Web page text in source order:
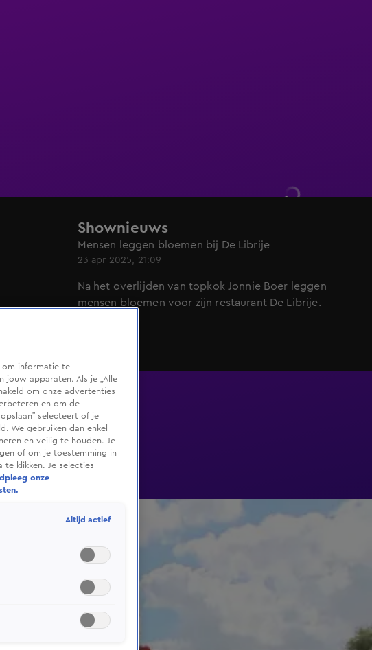
Shownieuws
Mensen leggen bloemen bij De Librije
23 apr 2025, 21:09
Na het overlijden van topkok Jonnie Boer leggen
mensen bloemen voor zijn restaurant De Librije.
om informatie te
jouw apparaten. Als je „Alle
om onze advertenties
en om de
selecteert of je
We gebruiken dan enkel
en veilig te houden. Je
of om je toestemming in
klikken. Je selecties
onze
Altijd actief